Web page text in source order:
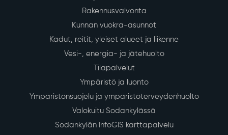
Rakennusvalvonta
Kunnan vuokra-asunnot
Kadut, reitit, yleiset alueet ja liikenne
Vesi-, energia- ja jätehuolto
Tilapalvelut
Ympäristö ja luonto
Ympäristönsuojelu ja ympäristöterveydenhuolto
Valokuitu Sodankylässä
Sodankylän InfoGIS karttapalvelu